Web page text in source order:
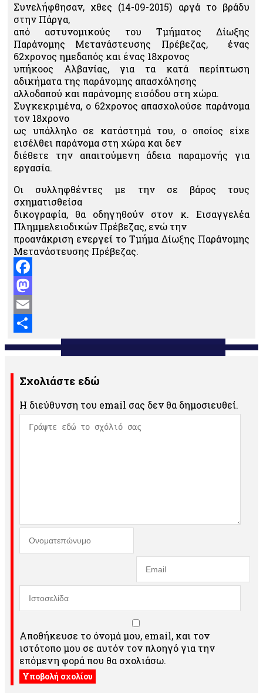
Συνελήφθησαν, χθες (14-09-2015) αργά το βράδυ
στην Πάργα,
από αστυνομικούς του Τμήματος Δίωξης
Παράνομης Μετανάστευσης Πρέβεζας, ένας
62χρονος ημεδαπός και ένας 18χρονος
υπήκοος Αλβανίας, για τα κατά περίπτωση
αδικήματα της παράνομης απασχόλησης
αλλοδαπού και παράνομης εισόδου στη χώρα.
Συγκεκριμένα, ο 62χρονος απασχολούσε παράνομα
τον 18χρονο
ως υπάλληλο σε κατάστημά του, ο οποίος είχε
εισέλθει παράνομα στη χώρα και δεν
διέθετε την απαιτούμενη άδεια παραμονής για
εργασία.
Οι συλληφθέντες με την σε βάρος τους
σχηματισθείσα
δικογραφία, θα οδηγηθούν στον κ. Εισαγγελέα
Πλημμελειοδικών Πρέβεζας, ενώ την
προανάκριση ενεργεί το Τμήμα Δίωξης Παράνομης
Μετανάστευσης Πρέβεζας.
Facebook
Mastodon
Email
Μοιραστείτε
Σχολιάστε εδώ
Η διεύθυνση του email σας δεν θα δημοσιευθεί.
Αποθήκευσε το όνομά μου, email, και τον
ιστότοπο μου σε αυτόν τον πλοηγό για την
επόμενη φορά που θα σχολιάσω.